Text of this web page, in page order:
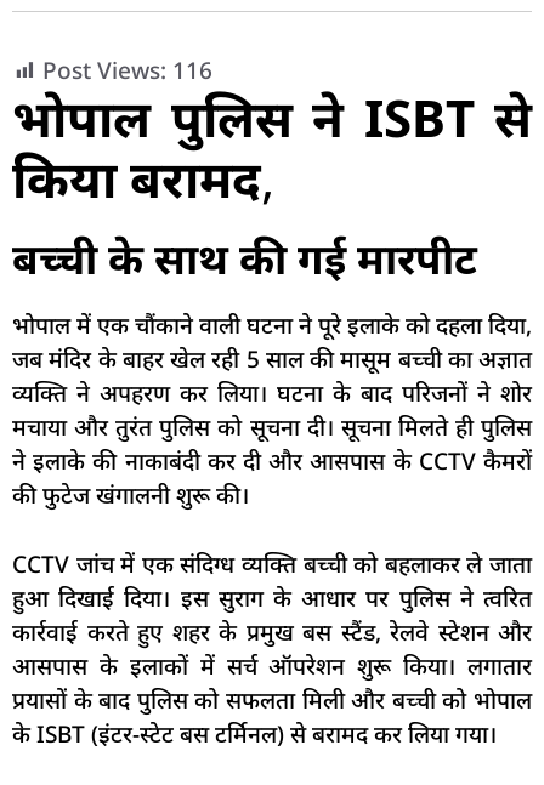
Post Views: 116
भोपाल पुलिस ने ISBT से
किया बरामद,
बच्ची के साथ की गई मारपीट
भोपाल में एक चौंकाने वाली घटना ने पूरे इलाके को दहला दिया,
जब मंदिर के बाहर खेल रही 5 साल की मासूम बच्ची का अज्ञात
व्यक्ति ने अपहरण कर लिया। घटना के बाद परिजनों ने शोर
मचाया और तुरंत पुलिस को सूचना दी। सूचना मिलते ही पुलिस
ने इलाके की नाकाबंदी कर दी और आसपास के CCTV कैमरों
की फुटेज खंगालनी शुरू की।
CCTV जांच में एक संदिग्ध व्यक्ति बच्ची को बहलाकर ले जाता
हुआ दिखाई दिया। इस सुराग के आधार पर पुलिस ने त्वरित
कार्रवाई करते हुए शहर के प्रमुख बस स्टैंड, रेलवे स्टेशन और
आसपास के इलाकों में सर्च ऑपरेशन शुरू किया। लगातार
प्रयासों के बाद पुलिस को सफलता मिली और बच्ची को भोपाल
के ISBT (इंटर-स्टेट बस टर्मिनल) से बरामद कर लिया गया।